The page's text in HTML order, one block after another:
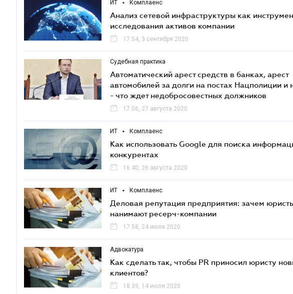
ИТ • Комплаенс
Анализ сетевой инфраструктуры как
исследования активов компании
17.54, 3 сентября 2020
Судебная практика
Автоматический арест средств в банках, арест
автомобилей за долги на постах Нацполиции и
- что ждет недобросовестных должников
17.06, 27 августа 2020
ИТ • Комплаенс
Как использовать Google для поиска
конкурентах
16.40, 26 августа 2020
ИТ • Комплаенс
Деловая репутация предприятия: зачем
нанимают ресерч-компании
17.58, 24 июля 2020
Адвокатура
Как сделать так, чтобы PR приносил юристу
клиентов?
18.39, 14 июля 2020